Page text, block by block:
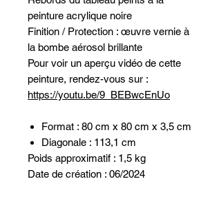
peinture acrylique noire
Finition / Protection : œuvre vernie à
la bombe aérosol brillante
Pour voir un aperçu vidéo de cette
peinture, rendez-vous sur :
https://youtu.be/9_BEBwcEnUo
Format : 80 cm x 80 cm x 3,5 cm
Diagonale : 113,1 cm
Poids approximatif : 1,5 kg
Date de création : 06/2024